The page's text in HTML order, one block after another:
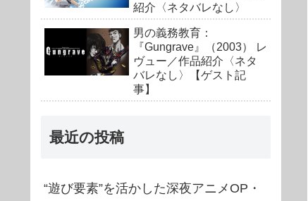
紹介〈ネタバレなし〉
男の義務教育：
『Gungrave』（2003） レ
ヴュー／作品紹介〈ネタ
バレなし〉【ゲスト記
事】
最近の投稿
“遊び要素”を活かした深夜アニメOP・